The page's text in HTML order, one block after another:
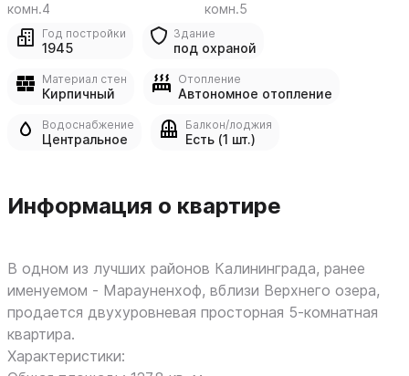
комн.4 комн.5
Год постройки
1945
Здание
под охраной
Материал стен
Кирпичный
Отопление
Автономное отопление
Водоснабжение
Центральное
Балкон/лоджия
Есть (1 шт.)
Информация о квартире
В одном из лучших районов Калининграда, ранее
именуемом - Марауненхоф, вблизи Верхнего озера,
продается двухуровневая просторная 5-комнатная
квартира.
Характеристики: